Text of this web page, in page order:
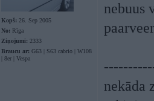
Kopš: 26. Sep 2005
No: Rīga
Ziņojumi: 2333
Braucu ar: G63 | S63 cabrio | W108
| 8er | Vespa
nebuus
nekāda